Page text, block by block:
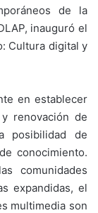
de la
inauguró el
Cultura digital y
en establecer
renovación de
posibilidad de
conocimiento.
comunidades
expandidas, el
multimedia son